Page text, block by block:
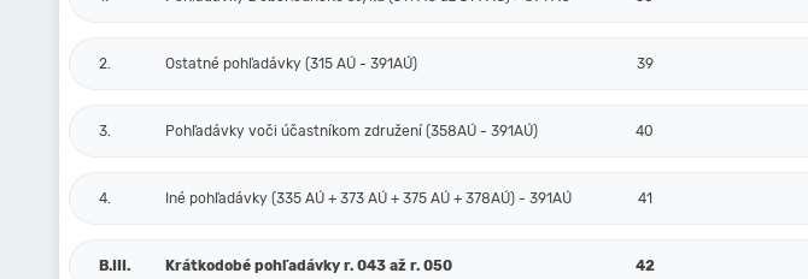
2. Ostatné pohľadávky (315 AÚ - 391AÚ) 39
3. Pohľadávky voči účastníkom združení (358AÚ - 391AÚ) 40
4. Iné pohľadávky (335 AÚ + 373 AÚ + 375 AÚ + 378AÚ) - 391AÚ 41
B.III. Krátkodobé pohľadávky r. 043 až r. 050 42